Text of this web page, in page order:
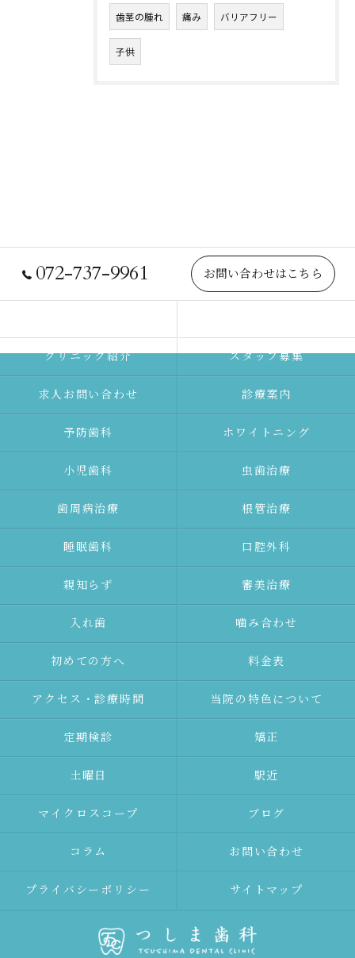
歯茎の腫れ 痛み バリアフリー
子供
072-737-9961 お問い合わせはこちら
クリニック紹介 スタッフ募集
求人お問い合わせ 診療案内
予防⻭科 ホワイトニング
⼩児⻭科 ⾍⻭治療
⻭周病治療 根管治療
睡眠歯科 口腔外科
親知らず 審美治療
⼊れ⻭ 噛み合わせ
初めての⽅へ 料金表
アクセス・診療時間 当院の特色について
定期検診 矯正
土曜日 駅近
マイクロスコープ ブログ
コラム お問い合わせ
プライバシーポリシー サイトマップ